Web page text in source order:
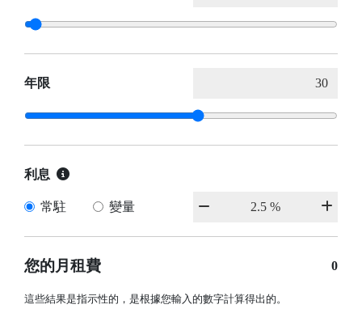
年限
利息
常駐 變量
您的月租費 0
這些結果是指示性的，是根據您輸入的數字計算得出的。